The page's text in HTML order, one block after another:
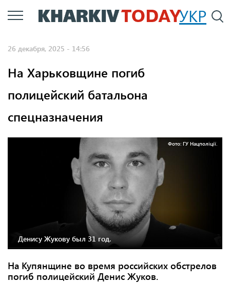
Перейти
к
УКР
26 декабря, 2025 - 14:56
На Харьковщине погиб
полицейский батальона
спецназначения
Фото: ГУ Нацполіції.
Денису Жукову был 31 год.
На Купянщине во время российских обстрелов
погиб полицейский Денис Жуков.